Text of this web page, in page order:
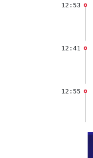
12:53
12:41
12:55